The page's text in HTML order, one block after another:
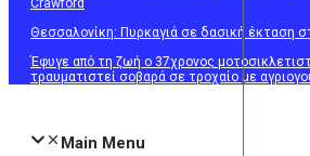
Crawford
Θεσσαλονίκη: Πυρκαγιά σε δασική έκταση
Έφυγε από τη ζωή ο 37χρονος
τραυματιστεί σοβαρά σε τροχαίο με
Main Menu